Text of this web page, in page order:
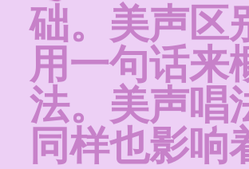
础。美声区
用一句话来
法。美声唱
同样也影响